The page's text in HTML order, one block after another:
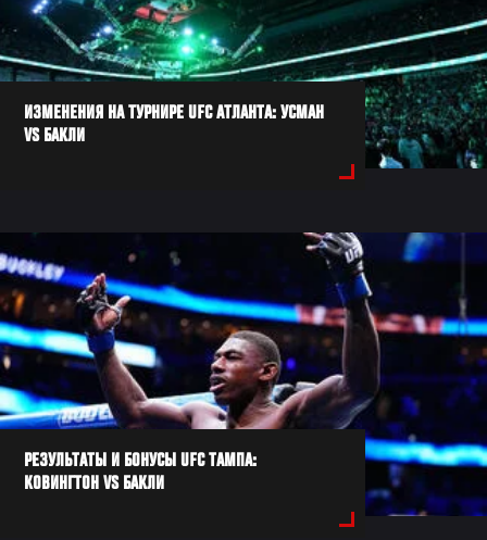
ИЗМЕНЕНИЯ НА ТУРНИРЕ UFC АТЛАНТА: УСМАН
VS БАКЛИ
РЕЗУЛЬТАТЫ И БОНУСЫ UFC ТАМПА:
КОВИНГТОН VS БАКЛИ